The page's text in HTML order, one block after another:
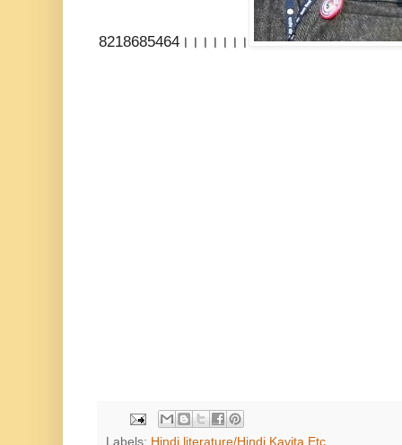
8218685464।।।।।।।
Labels: Hindi literature/Hindi Kavita Etc.